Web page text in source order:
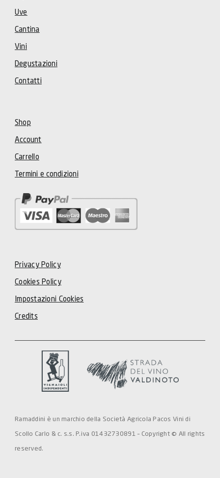
Uve
Cantina
Vini
Degustazioni
Contatti
Shop
Account
Carrello
Termini e condizioni
Privacy Policy
Cookies Policy
Impostazioni Cookies
Credits
Ramaddini è un marchio della Società Agricola Pacos Vini di
Scollo Carlo & c. s.s. P.iva 01432730891 – Copyright © All rights
reserved.